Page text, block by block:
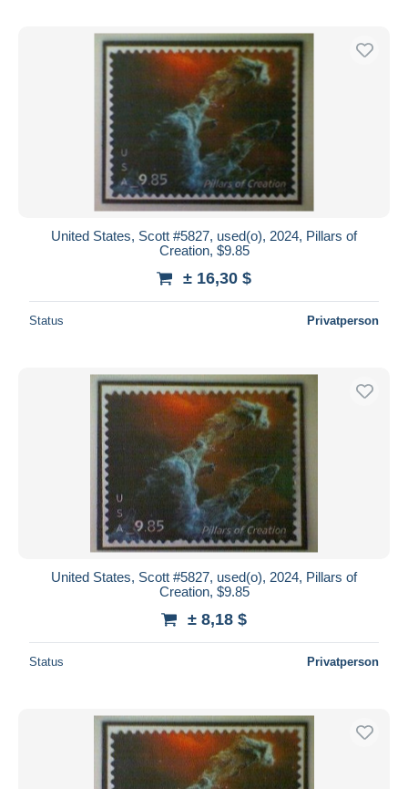
United States, Scott #5827, used(o), 2024, Pillars of
Creation, $9.85
± 16,30 $
Status Privatperson
United States, Scott #5827, used(o), 2024, Pillars of
Creation, $9.85
± 8,18 $
Status Privatperson